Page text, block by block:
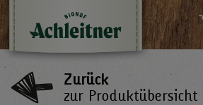
Zurück
zur Produktübersicht